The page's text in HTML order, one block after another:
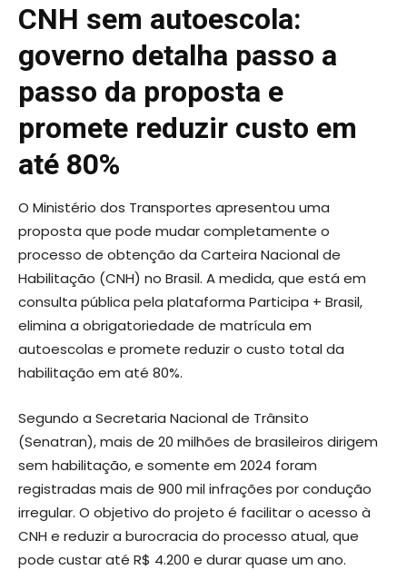
CNH sem autoescola:
governo detalha passo a
passo da proposta e
promete reduzir custo em
até 80%
O Ministério dos Transportes apresentou uma
proposta que pode mudar completamente o
processo de obtenção da Carteira Nacional de
Habilitação (CNH) no Brasil. A medida, que está em
consulta pública pela plataforma Participa + Brasil,
elimina a obrigatoriedade de matrícula em
autoescolas e promete reduzir o custo total da
habilitação em até 80%.
Segundo a Secretaria Nacional de Trânsito
(Senatran), mais de 20 milhões de brasileiros dirigem
sem habilitação, e somente em 2024 foram
registradas mais de 900 mil infrações por condução
irregular. O objetivo do projeto é facilitar o acesso à
CNH e reduzir a burocracia do processo atual, que
pode custar até R$ 4.200 e durar quase um ano.